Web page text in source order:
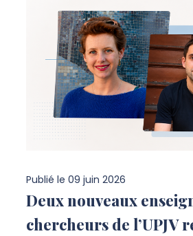
Publié le 09 juin 2026
Deux nouveaux
chercheurs de l’UPJV